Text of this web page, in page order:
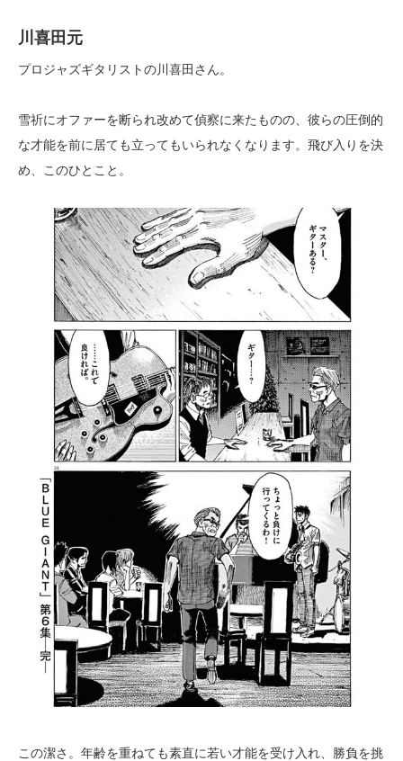
川喜田元
プロジャズギタリストの川喜田さん。
雪祈にオファーを断られ改めて偵察に来たものの、彼らの圧倒的
な才能を前に居ても立ってもいられなくなります。飛び入りを決
め、このひとこと。
この潔さ。年齢を重ねても素直に若い才能を受け入れ、勝負を挑